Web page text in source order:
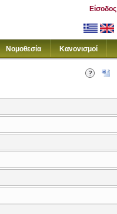
Είσοδος
Νομοθεσία Κανονισμοί